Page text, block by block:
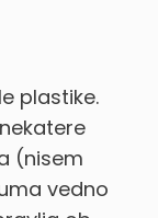
plastike.
(nisem
vedno